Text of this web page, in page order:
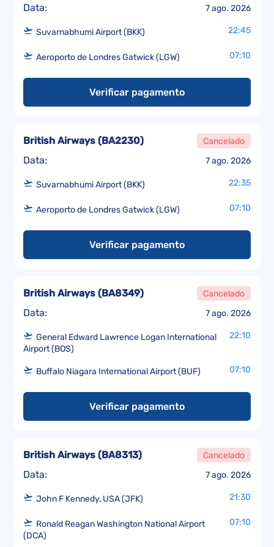
Data: 7 ago. 2026
Suvarnabhumi Airport (BKK) 22:45
Aeroporto de Londres Gatwick (LGW) 07:10
Verificar pagamento
Data: 7 ago. 2026
British Airways (BA2230) Cancelado
Suvarnabhumi Airport (BKK) 22:35
Aeroporto de Londres Gatwick (LGW) 07:10
Verificar pagamento
Data: 7 ago. 2026
British Airways (BA8349) Cancelado
General Edward Lawrence Logan International
Airport (BOS)
22:10
Buffalo Niagara International Airport (BUF) 07:10
Verificar pagamento
Data: 7 ago. 2026
British Airways (BA8313) Cancelado
John F Kennedy, USA (JFK) 21:30
Ronald Reagan Washington National Airport
(DCA)
07:10